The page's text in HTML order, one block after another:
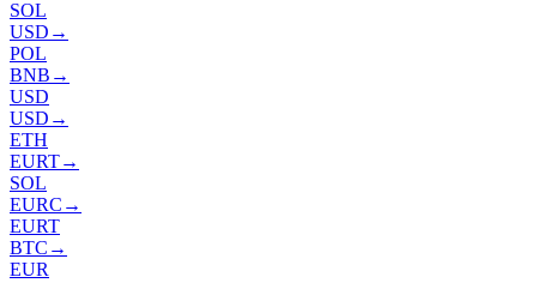
SOL
USD →
POL
BNB →
USD
USD →
ETH
EURT→
SOL
EURC →
EURT
BTC →
EUR